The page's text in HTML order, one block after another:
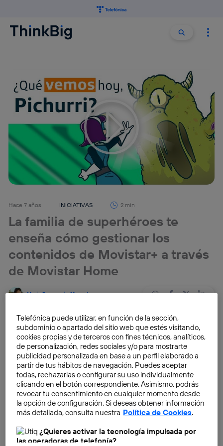
Buscar
Hace 7 años INICIATIVAS 2 min
La familia de superhéroes te
enseña cómo gestionar los
contenidos de Movistar+ a través
de Movistar Home
María Baranguán Mugueta
En este nuevo capítulo, el Dr.Tech muestra Movistar
Home como el dispositivo que revoluciona la manera
en la que puedes ver televisión.
En capítulos anteriores,Dr.Techexplicaba algunas de
las funcionalidades básicas deMovistar Home, el
nuevo dispositivo para el hogar, y también qué va a
descubrir el usuario cuando le llegue a casa. El Dr.
Tech, en su nueva aventura 2.0, nos ilustralo fácil que
resulta ver la televisión a través del dispositivo
Telefónica puede utilizar, en función de la sección,
subdominio o apartado del sitio web que estés visitando,
cookies propias y de terceros con fines técnicos, analíticos,
de personalización, redes sociales y/o para mostrarte
publicidad personalizada en base a un perfil elaborado a
partir de tus hábitos de navegación. Puedes aceptar
todas, rechazarlas o configurar su uso individualmente
clicando en el botón correspondiente. Asimismo, podrás
revocar tu consentimiento en cualquier momento desde
la opción de configuración. Si deseas obtener información
más detallada, consulta nuestra Política de Cookies.
¿Quieres activar la tecnología impulsada por
las operadoras de telefonía?